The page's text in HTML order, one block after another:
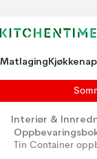
Matlaging
S
Interiør &
Tin Container